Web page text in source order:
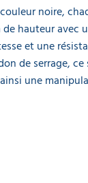
noire,
hauteur avec
et une
de serrage,
une